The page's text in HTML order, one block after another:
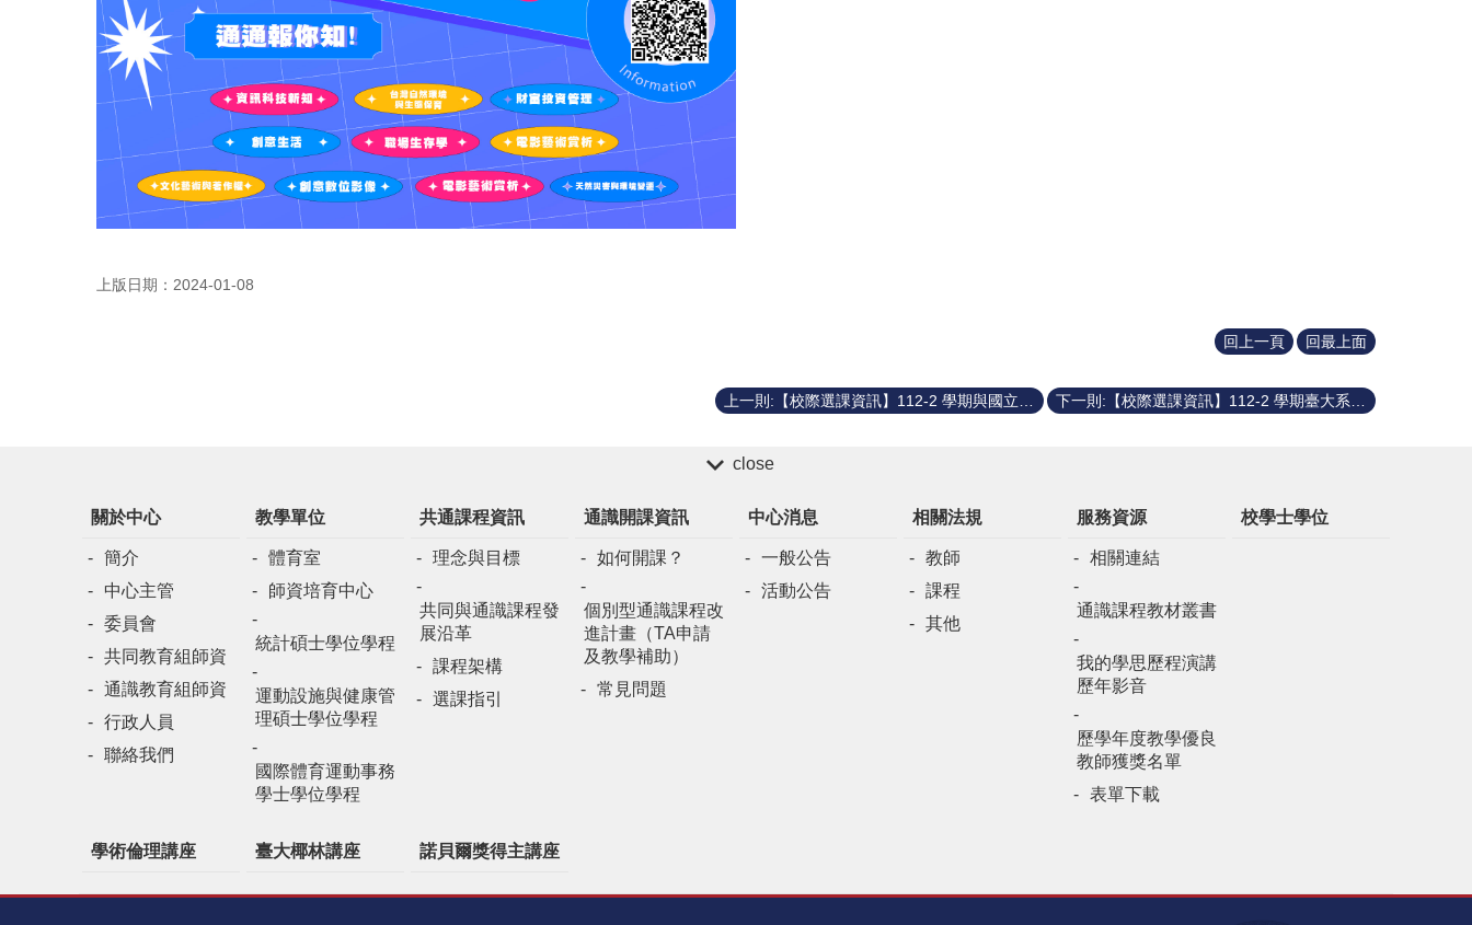
上版日期：2024-01-08
回上一頁 回最上面
上一則:【校際選課資訊】112-2 學期與國立臺灣藝術大學通識課程校際選課說明 下一則:【校際選課資訊】112-2 學期臺大系統開放校際選課資訊 (臺師大、臺科大)
close
關於中心
簡介
中心主管
委員會
共同教育組師資
通識教育組師資
行政人員
聯絡我們
教學單位
體育室
師資培育中心
統計碩士學位學程
運動設施與健康管
理碩士學位學程
國際體育運動事務
學士學位學程
共通課程資訊
理念與目標
共同與通識課程發
展沿革
課程架構
選課指引
通識開課資訊
如何開課？
個別型通識課程改
進計畫（TA申請
及教學補助）
常見問題
中心消息
一般公告
活動公告
相關法規
教師
課程
其他
服務資源
相關連結
通識課程教材叢書
我的學思歷程演講
歷年影音
歷學年度教學優良
教師獲獎名單
表單下載
校學士學位
學術倫理講座 臺大椰林講座 諾貝爾獎得主講座